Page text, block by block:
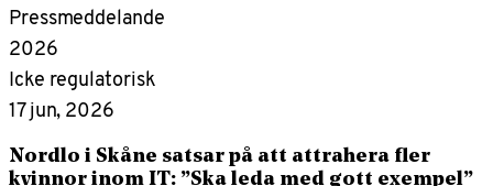
Pressmeddelande
2026
Icke regulatorisk
17 jun, 2026
Nordlo i Skåne satsar på att attrahera fler
kvinnor inom IT: ”Ska leda med gott exempel”